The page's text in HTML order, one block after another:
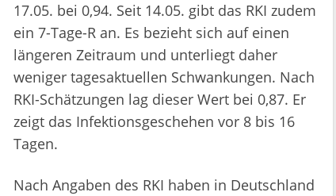
17.05. bei 0,94. Seit 14.05. gibt das RKI zudem
ein 7-Tage-R an. Es bezieht sich auf einen
längeren Zeitraum und unterliegt daher
weniger tagesaktuellen Schwankungen. Nach
RKI-Schätzungen lag dieser Wert bei 0,87. Er
zeigt das Infektionsgeschehen vor 8 bis 16
Tagen.
Nach Angaben des RKI haben in Deutschland